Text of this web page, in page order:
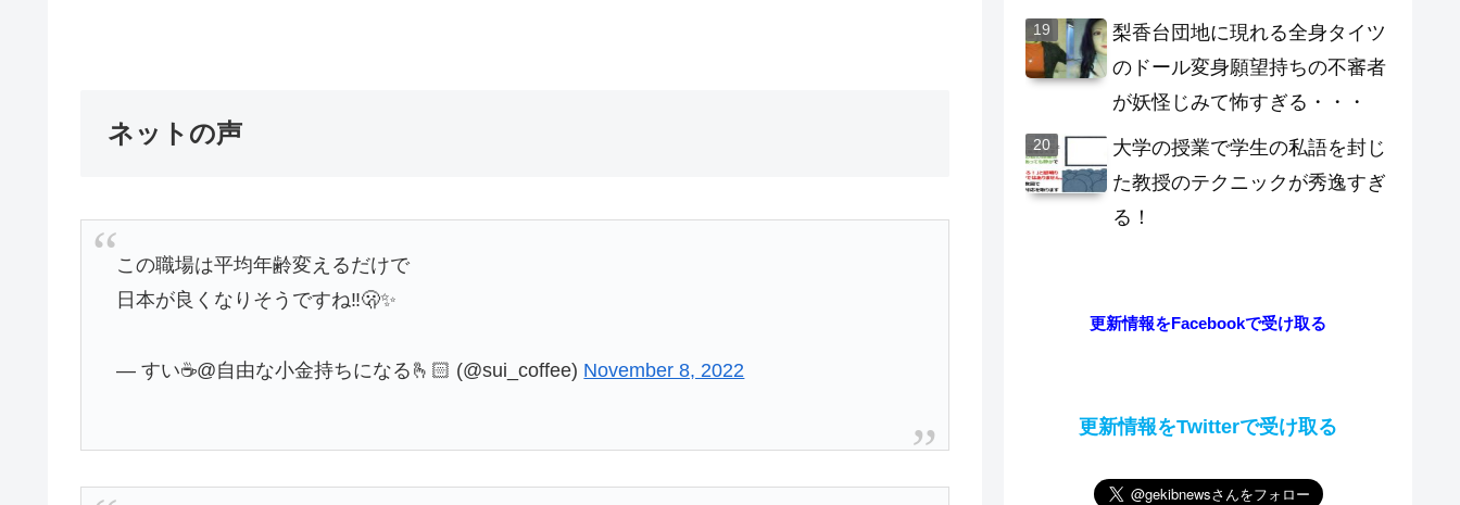
ネットの声
この職場は平均年齢変えるだけで
日本が良くなりそうですね‼︎🫢✨
— すい☕️@自由な小金持ちになる🫰🏻 (@sui_coffee) November 8, 2022
梨香台団地に現れる全身タイツ
のドール変身願望持ちの不審者
が妖怪じみて怖すぎる・・・
大学の授業で学生の私語を封じ
た教授のテクニックが秀逸すぎ
る！
更新情報をFacebookで受け取る
更新情報をTwitterで受け取る